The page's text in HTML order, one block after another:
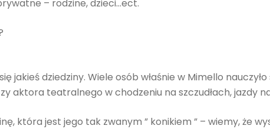
– rodzine, dzieci…ect.
dziedziny. Wiele osób właśnie w Mimello
aktora teatralnego w chodzeniu na szczudłach, jazdy
która jest jego tak zwanym ” konikiem ” – wiemy, że